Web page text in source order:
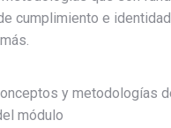
cumplimiento e
y metodologías
módulo